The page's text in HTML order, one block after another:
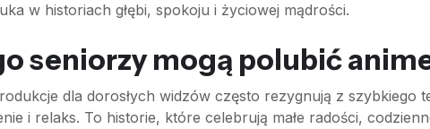
w historiach głębi, spokoju i życiowej mądrości.
seniorzy mogą polubić
dla dorosłych widzów często rezygnują z szybkiego
i relaks. To historie, które celebrują małe radości,